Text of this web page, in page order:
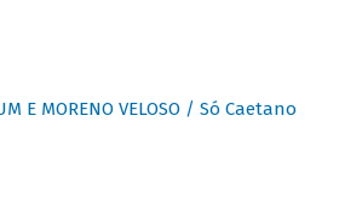
E MORENO VELOSO / Só Caetano